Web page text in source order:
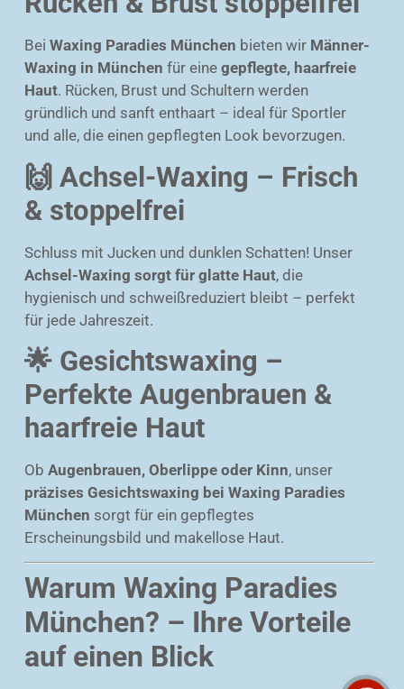
Bei Waxing Paradies München bieten wir Männer-
Waxing in München für eine gepflegte, haarfreie
Haut. Rücken, Brust und Schultern werden
gründlich und sanft enthaart – ideal für Sportler
und alle, die einen gepflegten Look bevorzugen.
🙌 Achsel-Waxing – Frisch
& stoppelfrei
Schluss mit Jucken und dunklen Schatten! Unser
Achsel-Waxing sorgt für glatte Haut, die
hygienisch und schweißreduziert bleibt – perfekt
für jede Jahreszeit.
🌟 Gesichtswaxing –
Perfekte Augenbrauen &
haarfreie Haut
Ob Augenbrauen, Oberlippe oder Kinn, unser
präzises Gesichtswaxing bei Waxing Paradies
München sorgt für ein gepflegtes
Erscheinungsbild und makellose Haut.
Warum Waxing Paradies
München? – Ihre Vorteile
auf einen Blick